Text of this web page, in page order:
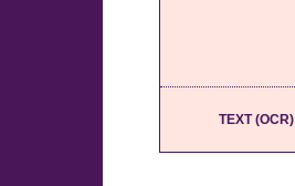
TEXT (OCR)